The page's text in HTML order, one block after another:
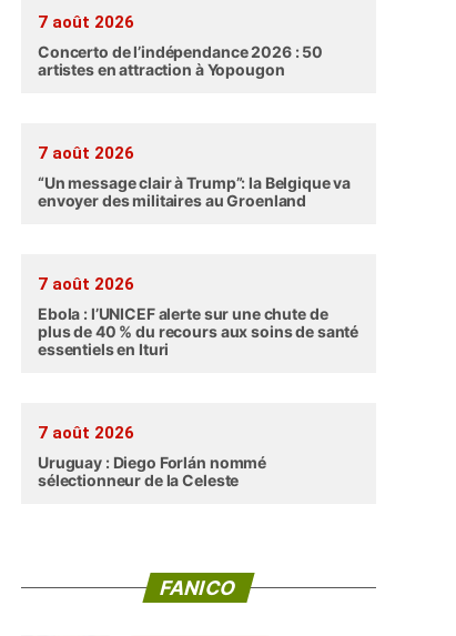
7 août 2026
Concerto de l’indépendance 2026 : 50
artistes en attraction à Yopougon
7 août 2026
“Un message clair à Trump”: la Belgique va
envoyer des militaires au Groenland
7 août 2026
Ebola : l’UNICEF alerte sur une chute de
plus de 40 % du recours aux soins de santé
essentiels en Ituri
7 août 2026
Uruguay : Diego Forlán nommé
sélectionneur de la Celeste
FANICO